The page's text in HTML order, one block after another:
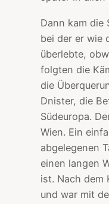
Dann kam die
bei der er wie
überlebte,
folgten die
die
Dnister, die
Südeuropa.
Wien. Ein
abgelegenen
einen langen
ist. Nach dem
und war mit